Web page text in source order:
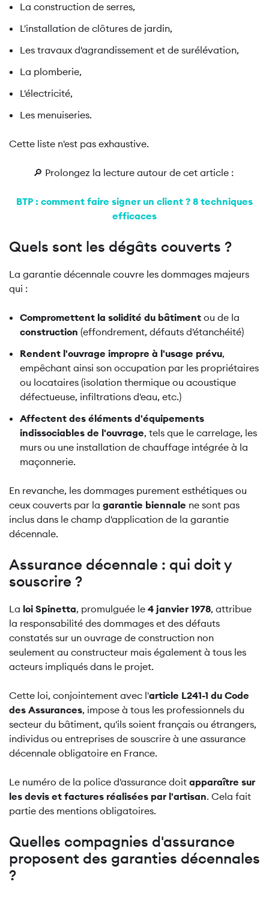
La construction de serres,
L'installation de clôtures de jardin,
Les travaux d'agrandissement et de surélévation,
La plomberie,
L'électricité,
Les menuiseries.
Cette liste n'est pas exhaustive.
🔎 Prolongez la lecture autour de cet article :
BTP : comment faire signer un client ? 8 techniques
efficaces
Quels sont les dégâts couverts ?
La garantie décennale couvre les dommages majeurs
qui :
Compromettent la solidité du bâtiment ou de la
construction (effondrement, défauts d'étanchéité)
Rendent l'ouvrage impropre à l'usage prévu,
empêchant ainsi son occupation par les propriétaires
ou locataires (isolation thermique ou acoustique
défectueuse, infiltrations d'eau, etc.)
Affectent des éléments d'équipements
indissociables de l'ouvrage, tels que le carrelage, les
murs ou une installation de chauffage intégrée à la
maçonnerie.
En revanche, les dommages purement esthétiques ou
ceux couverts par la garantie biennale ne sont pas
inclus dans le champ d'application de la garantie
décennale.
Assurance décennale : qui doit y
souscrire ?
La loi Spinetta, promulguée le 4 janvier 1978, attribue
la responsabilité des dommages et des défauts
constatés sur un ouvrage de construction non
seulement au constructeur mais également à tous les
acteurs impliqués dans le projet.
Cette loi, conjointement avec l'article L241-1 du Code
des Assurances, impose à tous les professionnels du
secteur du bâtiment, qu'ils soient français ou étrangers,
individus ou entreprises de souscrire à une assurance
décennale obligatoire en France.
Le numéro de la police d'assurance doit apparaître sur
les devis et factures réalisées par l'artisan. Cela fait
partie des mentions obligatoires.
Quelles compagnies d'assurance
proposent des garanties décennales
?